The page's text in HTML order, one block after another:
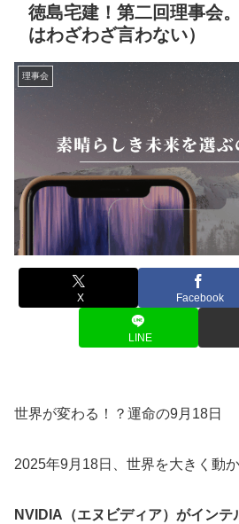
徳島宅建！第二回理事会
はわざわざ言わない）
理事会
X Facebook
LINE
世界が変わる！？運命の9月18日
2025年9月18日、世界を大きく動
NVIDIA（エヌビディア）がインテ